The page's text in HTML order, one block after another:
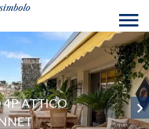
4P ATTICO